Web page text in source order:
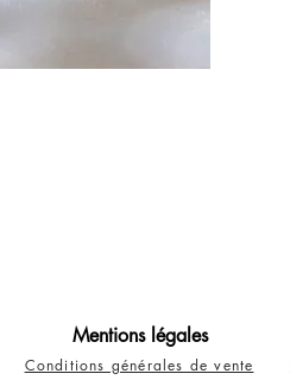
Mentions légales
Conditions générales de vente